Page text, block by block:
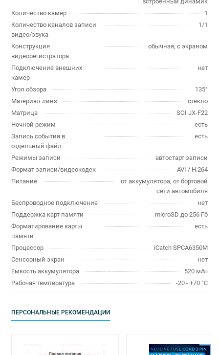
Количество камер
1
Количество каналов записи
видео/звука
1/1
Конструкция
видеорегистратора
обычная, с экраном
Подключение внешних
камер
нет
Угол обзора
135°
Материал линз
стекло
Матрица
SOI JX-F22
Ночной режим
есть
Запись события в
отдельный файл
есть
Режимы записи
автостарт записи
Формат записи/видеокодек
AVI / H.264
Питание
от аккумулятора, от бортовой
сети автомобиля
Беспроводное подключение
нет
Поддержка карт памяти
microSD до 256 Гб
Форматирование карты
памяти
есть
Процессор
iCatch SPCA6350M
Сенсорный экран
нет
Емкость аккумулятора
520 мАч
Рабочая температура
-20 - +70 °C
ПЕРСОНАЛЬНЫЕ РЕКОМЕНДАЦИИ